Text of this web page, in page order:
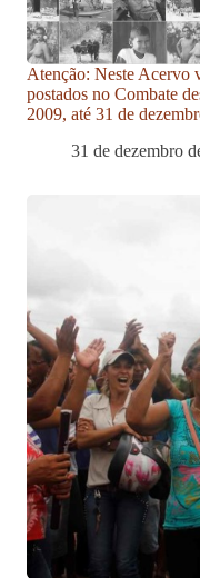
Atenção: Neste Acervo
postados no Combate
2009, até 31 de
31 de dezembro